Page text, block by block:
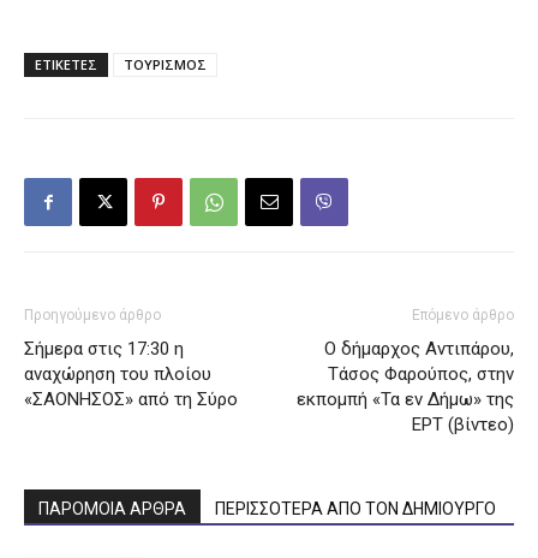
ΕΤΙΚΕΤΕΣ ΤΟΥΡΙΣΜΟΣ
Προηγούμενο άρθρο
Σήμερα στις 17:30 η
αναχώρηση του πλοίου
«ΣΑΟΝΗΣΟΣ» από τη Σύρο
Επόμενο άρθρο
Ο δήμαρχος Αντιπάρου,
Τάσος Φαρούπος, στην
εκπομπή «Τα εν Δήμω» της
ΕΡΤ (βίντεο)
ΠΑΡΟΜΟΙΑ ΑΡΘΡΑ ΠΕΡΙΣΣΟΤΕΡΑ ΑΠΟ ΤΟΝ ΔΗΜΙΟΥΡΓΟ